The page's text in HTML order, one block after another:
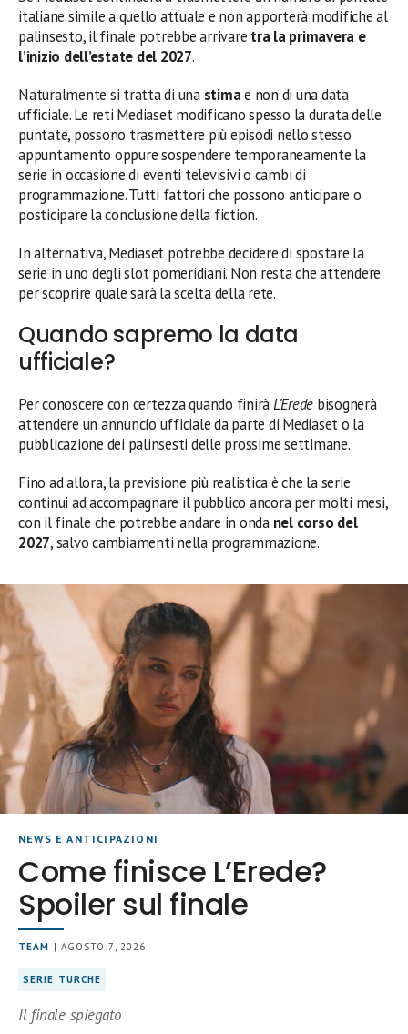
italiane simile a quello attuale e non apporterà modifiche al
palinsesto, il finale potrebbe arrivare tra la primavera e
l’inizio dell’estate del 2027.
Naturalmente si tratta di una stimae non di una data
ufficiale. Le reti Mediaset modificano spesso la durata delle
puntate, possono trasmettere più episodi nello stesso
appuntamento oppure sospendere temporaneamente la
serie in occasione di eventi televisivi o cambi di
programmazione. Tutti fattori che possono anticipare o
posticipare la conclusione della fiction.
In alternativa, Mediaset potrebbe decidere di spostare la
serie in uno degli slot pomeridiani. Non resta che attendere
per scoprire quale sarà la scelta della rete.
Quando sapremo la data
ufficiale?
Per conoscere con certezza quando finiràL’Erede bisognerà
attendere un annuncio ufficiale da parte di Mediaset o la
pubblicazione dei palinsesti delle prossime settimane.
Fino ad allora, la previsione più realistica è che la serie
continui ad accompagnare il pubblico ancora per molti mesi,
con il finale che potrebbe andare in onda nel corso del
2027, salvo cambiamenti nella programmazione.
NEWS E ANTICIPAZIONI
Come finisce L’Erede?
Spoiler sul finale
TEAM | AGOSTO 7, 2026
SERIE TURCHE
Il finale spiegato